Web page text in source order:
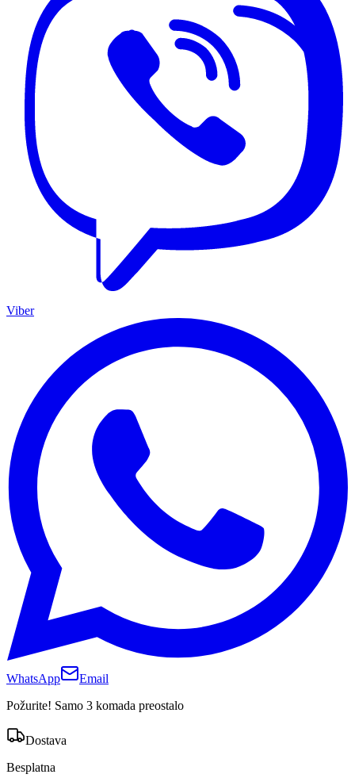
Viber
WhatsApp
Email
Požurite! Samo 3 komada preostalo
Dostava
Besplatna